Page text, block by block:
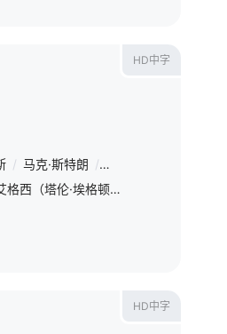
/ 奥米德·阿布塔西
HD中字
/ 马克·斯特朗 / 朱丽安·摩尔
时光飞逝，一转眼，艾格西（塔伦·埃格顿 Taron Egerton 饰）已经成长为了一名出色而又可靠的特工，他和蒂尔德公主（汉娜·阿尔斯托姆 Hanna Alström 饰）之间的感情也愈演愈浓，
HD中字